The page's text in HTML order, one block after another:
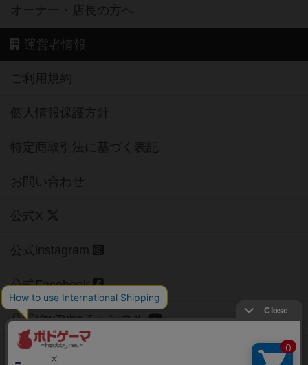
オーナー・店長の方へ
運営者情報
ご利用規約
個人情報保護方針
特定商取引法に基づく表記
お問い合わせ
公式X
公式instagram
公式Facebook
公式YouTubeチャンネル